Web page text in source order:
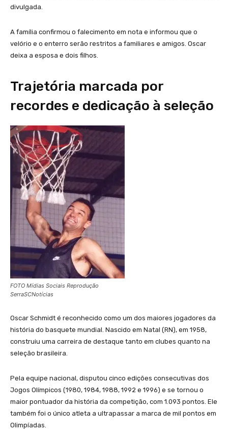
divulgada.
A família confirmou o falecimento em nota e informou que o
velório e o enterro serão restritos a familiares e amigos. Oscar
deixa a esposa e dois filhos.
Trajetória marcada por
recordes e dedicação à seleção
FOTO Mídias Sociais Reprodução
SerraSCNotícias
Oscar Schmidt é reconhecido como um dos maiores jogadores da
história do basquete mundial. Nascido em Natal (RN), em 1958,
construiu uma carreira de destaque tanto em clubes quanto na
seleção brasileira.
Pela equipe nacional, disputou cinco edições consecutivas dos
Jogos Olímpicos (1980, 1984, 1988, 1992 e 1996) e se tornou o
maior pontuador da história da competição, com 1.093 pontos. Ele
também foi o único atleta a ultrapassar a marca de mil pontos em
Olimpíadas.